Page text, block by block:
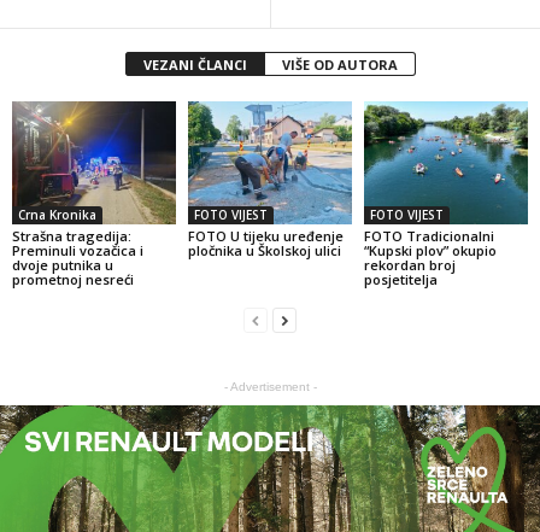
VEZANI ČLANCI VIŠE OD AUTORA
Crna Kronika
Strašna tragedija:
Preminuli vozačica i
dvoje putnika u
prometnoj nesreći
FOTO VIJEST
FOTO U tijeku uređenje
pločnika u Školskoj ulici
FOTO VIJEST
FOTO Tradicionalni
“Kupski plov” okupio
rekordan broj
posjetitelja
- Advertisement -